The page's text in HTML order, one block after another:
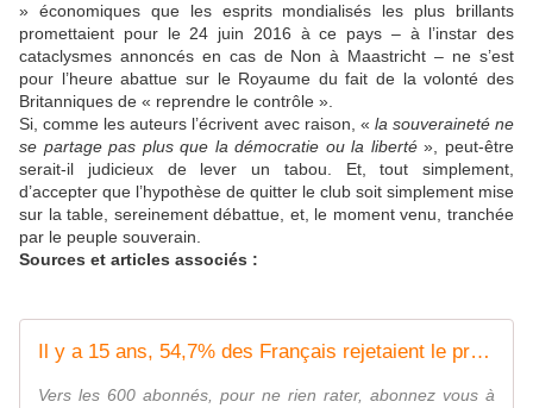
» économiques que les esprits mondialisés les plus brillants
promettaient pour le 24 juin 2016 à ce pays – à l’instar des
cataclysmes annoncés en cas de Non à Maastricht – ne s’est
pour l’heure abattue sur le Royaume du fait de la volonté des
Britanniques de « reprendre le contrôle ».
Si, comme les auteurs l’écrivent avec raison, « la souveraineté ne
se partage pas plus que la démocratie ou la liberté», peut-être
serait-il judicieux de lever un tabou. Et, tout simplement,
d’accepter que l’hypothèse de quitter le club soit simplement mise
sur la table, sereinement débattue, et, le moment venu, tranchée
par le peuple souverain.
Sources et articles associés :
Il y a 15 ans, 54,7% des Français rejetaient le projet de constitution européenne !... - frico-racing-passion moto
Vers les 600 abonnés, pour ne rien rater, abonnez vous à